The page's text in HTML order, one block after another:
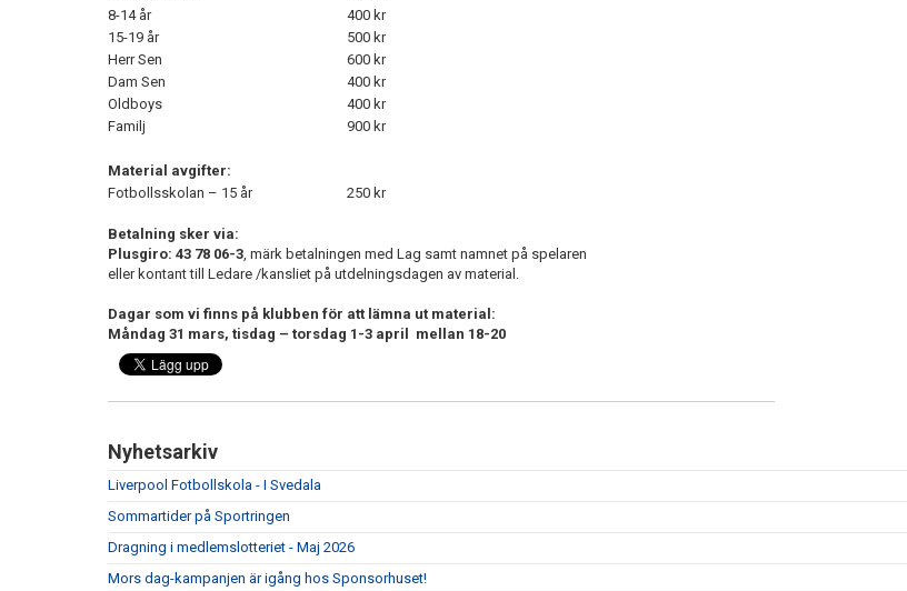
8-14 år
400 kr
15-19 år
500 kr
Herr Sen
600 kr
Dam Sen
400 kr
Oldboys
400 kr
Familj
900 kr
Material avgifter:
Fotbollsskolan – 15 år
250 kr
Betalning sker via:
Plusgiro: 43 78 06-3, märk betalningen med Lag samt namnet på spelaren
eller kontant till Ledare /kansliet på utdelningsdagen av material.
Dagar som vi finns på klubben för att lämna ut material:
Måndag 31 mars, tisdag – torsdag 1-3 april mellan 18-20
Nyhetsarkiv
Liverpool Fotbollskola - I Svedala
Sommartider på Sportringen
Dragning i medlemslotteriet - Maj 2026
Mors dag-kampanjen är igång hos Sponsorhuset!